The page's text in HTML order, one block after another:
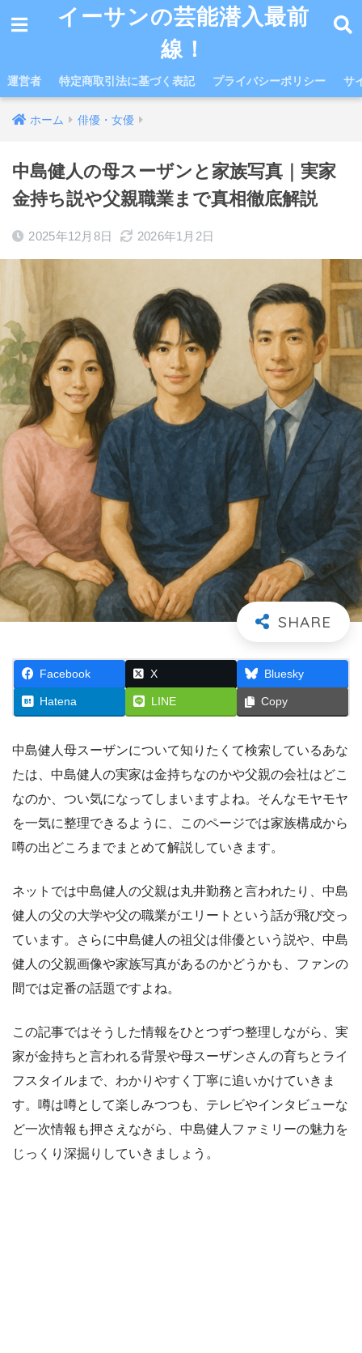
イーサンの芸能潜入最前
線！
運営者 特定商取引法に基づく表記 プライバシーポリシー サ
ホーム 俳優・女優
中島健人の母スーザンと家族写真｜実家
金持ち説や父親職業まで真相徹底解説
2025年12月8日 2026年1月2日
Facebook X Bluesky
Hatena LINE Copy
中島健人母スーザンについて知りたくて検索しているあな
たは、中島健人の実家は金持ちなのかや父親の会社はどこ
なのか、つい気になってしまいますよね。そんなモヤモヤ
を一気に整理できるように、このページでは家族構成から
噂の出どころまでまとめて解説していきます。
ネットでは中島健人の父親は丸井勤務と言われたり、中島
健人の父の大学や父の職業がエリートという話が飛び交っ
ています。さらに中島健人の祖父は俳優という説や、中島
健人の父親画像や家族写真があるのかどうかも、ファンの
間では定番の話題ですよね。
この記事ではそうした情報をひとつずつ整理しながら、実
家が金持ちと言われる背景や母スーザンさんの育ちとライ
フスタイルまで、わかりやすく丁寧に追いかけていきま
す。噂は噂として楽しみつつも、テレビやインタビューな
ど一次情報も押さえながら、中島健人ファミリーの魅力を
じっくり深掘りしていきましょう。